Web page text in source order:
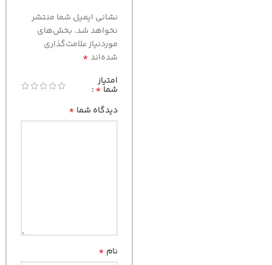
نشانی ایمیل شما منتشر
نخواهد شد. بخش‌های
موردنیاز علامت‌گذاری
شده‌اند*
امتیاز
شما *
دیدگاه شما *
نام *